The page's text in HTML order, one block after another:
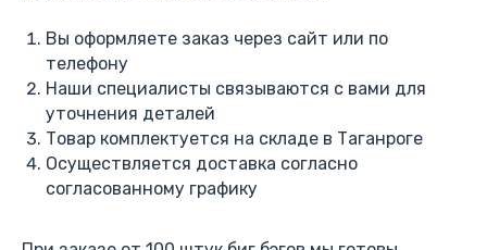
Вы оформляете заказ через сайт или по
телефону
Наши специалисты связываются с вами для
уточнения деталей
Товар комплектуется на складе в Таганроге
Осуществляется доставка согласно
согласованному графику